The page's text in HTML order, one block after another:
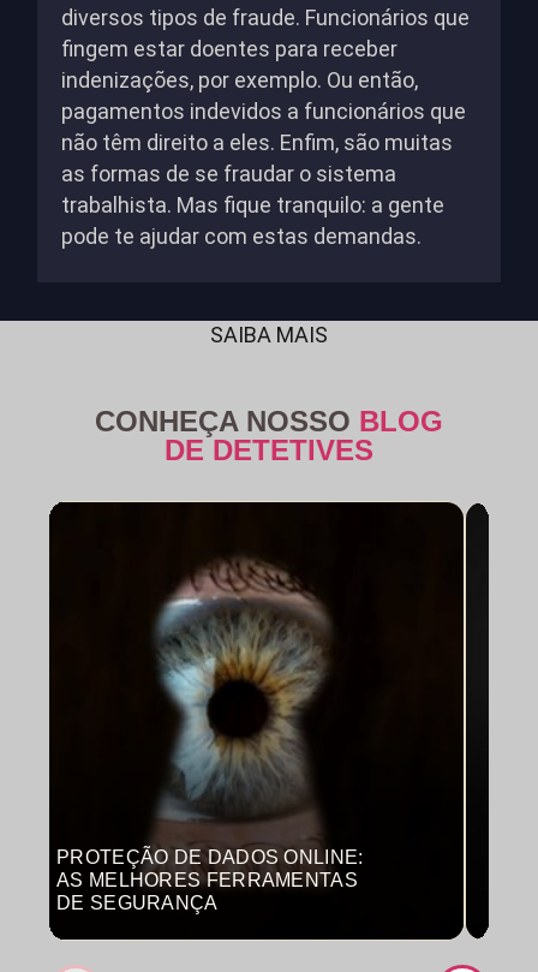
diversos tipos de fraude. Funcionários que
fingem estar doentes para receber
indenizações, por exemplo. Ou então,
pagamentos indevidos a funcionários que
não têm direito a eles. Enfim, são muitas
as formas de se fraudar o sistema
trabalhista. Mas fique tranquilo: a gente
pode te ajudar com estas demandas.
SAIBA MAIS
CONHEÇA NOSSO BLOG
DE DETETIVES
PROTEÇÃO DE DADOS ONLINE:
AS MELHORES FERRAMENTAS
DE SEGURANÇA